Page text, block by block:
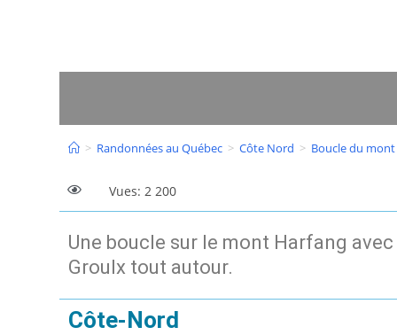
> Randonnées au Québec > Côte Nord > Boucle du
Vues: 2 200
Une boucle sur le mont Harfang
Groulx tout autour.
Côte-Nord